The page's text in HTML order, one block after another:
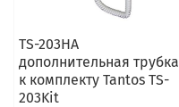
TS-203HA
дополнительная трубка
к комплекту Tantos TS-
203Kit